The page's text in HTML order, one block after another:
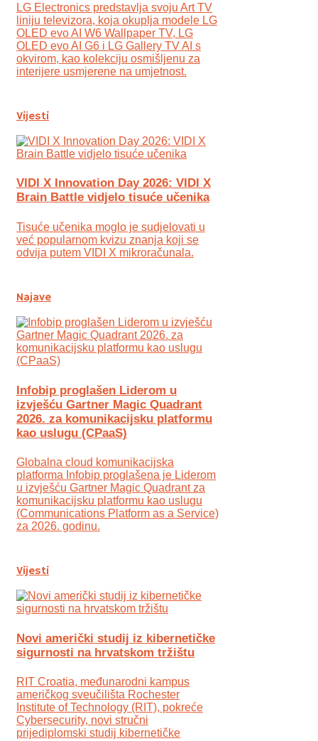
LG Electronics predstavlja svoju Art TV
liniju televizora, koja okuplja modele LG
OLED evo AI W6 Wallpaper TV, LG
OLED evo AI G6 i LG Gallery TV AI s
okvirom, kao kolekciju osmišljenu za
interijere usmjerene na umjetnost.
Vijesti
VIDI X Innovation Day 2026: VIDI X
Brain Battle vidjelo tisuće učenika
Tisuće učenika moglo je sudjelovati u
već popularnom kvizu znanja koji se
odvija putem VIDI X mikroračunala.
Najave
Infobip proglašen Liderom u
izvješću Gartner Magic Quadrant
2026. za komunikacijsku platformu
kao uslugu (CPaaS)
Globalna cloud komunikacijska
platforma Infobip proglašena je Liderom
u izvješću Gartner Magic Quadrant za
komunikacijsku platformu kao uslugu
(Communications Platform as a Service)
za 2026. godinu.
Vijesti
Novi američki studij iz kibernetičke
sigurnosti na hrvatskom tržištu
RIT Croatia, međunarodni kampus
američkog sveučilišta Rochester
Institute of Technology (RIT), pokreće
Cybersecurity, novi stručni
prijediplomski studij kibernetičke